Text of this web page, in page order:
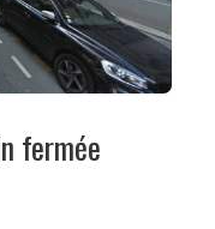
fermée